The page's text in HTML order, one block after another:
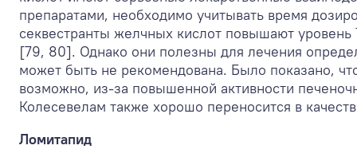
препаратами, необходимо учитывать время
секвестранты желчных кислот повышают уровень
[79, 80]. Однако они полезны для лечения
может быть не рекомендована. Было показано,
возможно, из-за повышенной активности
Колесевелам также хорошо переносится в
Ломитапид